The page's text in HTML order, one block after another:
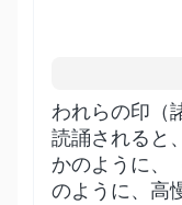
われらの印（
読誦されると
かのように、
のように、高